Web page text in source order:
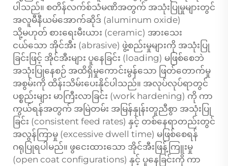
ပါသည်။ စတိန်လက်စ်သံမဏိအတွက် အသုံးပြုမှုများတွင်
အလူမီနီယမ်အောက်ဆိုဒ် (aluminum oxide)
သို့မဟုတ် စားရေးမီးယား (ceramic) အားသေး
ငယ်သော အိုင်အီး (abrasive) ဖွဲ့စည်းမှုများကို အသုံးပြု
ခြင်းဖြင့် အိုင်အီးများ ပူနေခြင်း (loading) မဖြစ်စေဘဲ
အသုံးပြုနေစဉ် အထိရှိမှုကောင်းမွန်သော ဖြတ်တောက်မှု
အစွမ်းကို ထိန်းသိမ်းပေးနိုင်ပါသည်။ အလုပ်လုပ်ရာတွင်
ပစ္စည်းများ မာကြီးလာခြင်း (work hardening) ကို ကာ
ကွယ်ရန်အတွက် အမြဲတမ်း အမြန်နှုန်းတူညီစွာ အသုံးပြု
ခြင်း (consistent feed rates) နှင့် တစ်နေရာတည်းတွင်
အလွန်ကြာမှု (excessive dwell time) မဖြစ်စေရန်
ဂရုပြုရပါမည်။ ဖွငေးထားသော အိုင်အီးဖြန့်ကြူးမှု
(open coat configurations) နှင့် ပူနေခြင်းကို ကာ